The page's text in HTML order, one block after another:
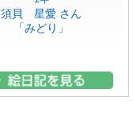
須貝 星愛 さん
「みどり」